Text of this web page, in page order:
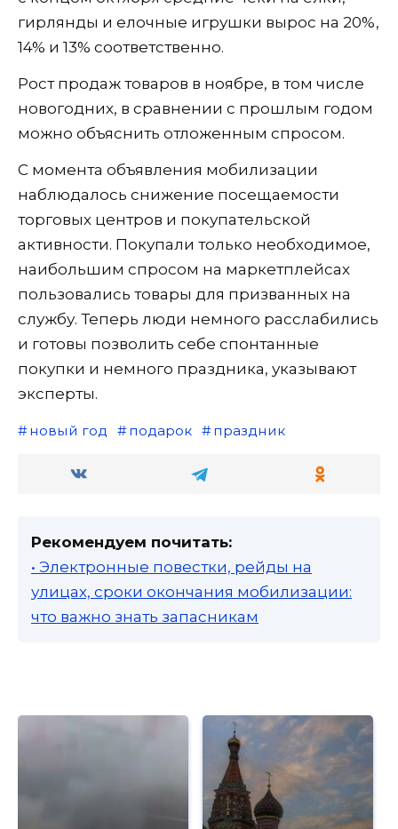
гирлянды и елочные игрушки вырос на 20%,
14% и 13% соответственно.
Рост продаж товаров в ноябре, в том числе
новогодних, в сравнении с прошлым годом
можно объяснить отложенным спросом.
С момента объявления мобилизации
наблюдалось снижение посещаемости
торговых центров и покупательской
активности. Покупали только необходимое,
наибольшим спросом на маркетплейсах
пользовались товары для призванных на
службу. Теперь люди немного расслабились
и готовы позволить себе спонтанные
покупки и немного праздника, указывают
эксперты.
новый год подарок праздник
Рекомендуем почитать:
• Электронные повестки, рейды на
улицах, сроки окончания мобилизации:
что важно знать запасникам